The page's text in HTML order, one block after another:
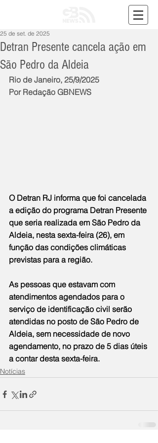
Detran Presente cancela ação em
São Pedro da Aldeia
25 de set. de 2025
Rio de Janeiro, 25/9/2025
Por Redação GBNEWS
O Detran RJ informa que foi cancelada
a edição do programa Detran Presente
que seria realizada em São Pedro da
Aldeia, nesta sexta-feira (26), em
função das condições climáticas
previstas para a região.
As pessoas que estavam com
atendimentos agendados para o
serviço de identificação civil serão
atendidas no posto de São Pedro de
Aldeia, sem necessidade de novo
agendamento, no prazo de 5 dias úteis
a contar desta sexta-feira.
Notícias